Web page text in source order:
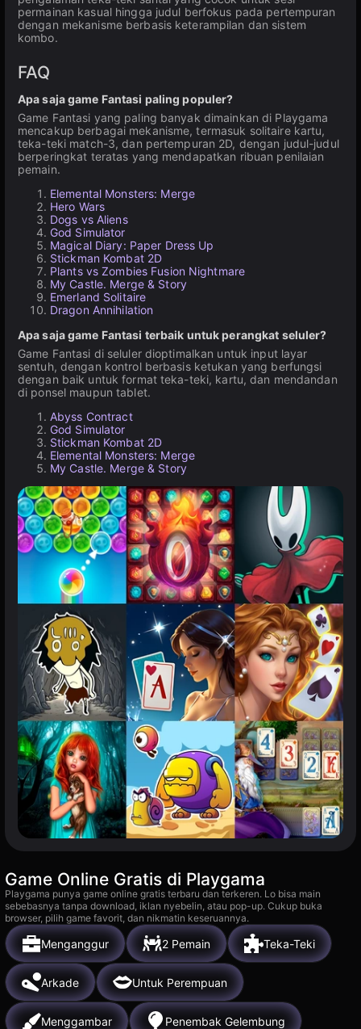
permainan kasual hingga judul berfokus pada pertempuran
dengan mekanisme berbasis keterampilan dan sistem
kombo.
FAQ
Apa saja game Fantasi paling populer?
Game Fantasi yang paling banyak dimainkan di Playgama
mencakup berbagai mekanisme, termasuk solitaire kartu,
teka-teki match-3, dan pertempuran 2D, dengan judul-judul
berperingkat teratas yang mendapatkan ribuan penilaian
pemain.
Elemental Monsters: Merge
Hero Wars
Dogs vs Aliens
God Simulator
Magical Diary: Paper Dress Up
Stickman Kombat 2D
Plants vs Zombies Fusion Nightmare
My Castle. Merge & Story
Emerland Solitaire
Dragon Annihilation
Apa saja game Fantasi terbaik untuk perangkat seluler?
Game Fantasi di seluler dioptimalkan untuk input layar
sentuh, dengan kontrol berbasis ketukan yang berfungsi
dengan baik untuk format teka-teki, kartu, dan mendandan
di ponsel maupun tablet.
Abyss Contract
God Simulator
Stickman Kombat 2D
Elemental Monsters: Merge
My Castle. Merge & Story
Game Online Gratis di Playgama
Playgama punya game online gratis terbaru dan terkeren. Lo bisa main
sebebasnya tanpa download, iklan nyebelin, atau pop-up. Cukup buka
browser, pilih game favorit, dan nikmatin keseruannya.
Menganggur 2 Pemain Teka-Teki
Arkade Untuk Perempuan
Menggambar Penembak Gelembung